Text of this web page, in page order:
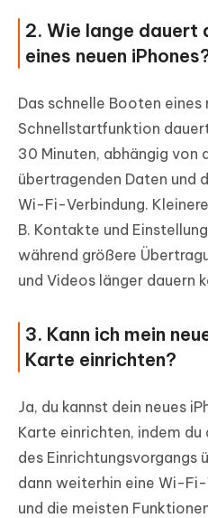
2. Wie lange dauert
eines neuen
Das schnelle Booten
Schnellstartfunktion
30 Minuten, abhängig von
übertragenden Daten und
Wi-Fi-Verbindung.
B. Kontakte und
während größere
und Videos länger dauern
3. Kann ich mein
Karte einrichten?
Ja, du kannst dein neues
Karte einrichten, indem
des Einrichtungsvorgangs
dann weiterhin eine Wi-
und die meisten